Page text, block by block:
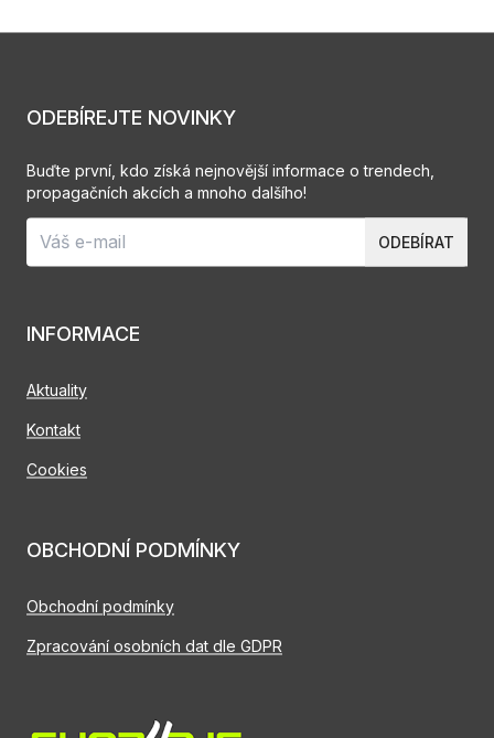
INFORMACE
Aktuality
Kontakt
Cookies
OBCHODNÍ PODMÍNKY
Obchodní podmínky
Zpracování osobních dat dle GDPR
ODEBÍREJTE NOVINKY
Buďte první, kdo získá nejnovější informace o trendech,
propagačních akcích a mnoho dalšího!
ODEBÍRAT